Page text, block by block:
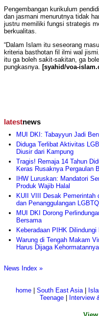
Pengembangan kurikulum
dan jasmani menurutnya tidak
justru memiliki fungsi strategis
berkualitas.
“Dalam Islam itu seseorang
kriteria basthotan fil ilmi wal
itu ga boleh sakit-sakitan, ga
pungkasnya. [syahid/voa-
latestnews
MUI DKI: Tabayyun Jadi
Diduga Terlibat Aktivitas
Diusir dari Kampung
Tragis! Remaja 14 Tahun
Keras Rusaknya Pergaulan
IHW Luruskan: Mandatori
Produk Wajib Halal
KUII VIII Desak Pemerintah
dan Penanggulangan LGBTQ
MUI DKI Dorong
Bersama
Keberadaan PIHK
Warung di Tengah Makam
Harus Dijaga Kehormatannya
News Index »
home| South East Asia|
Teenage
Interview